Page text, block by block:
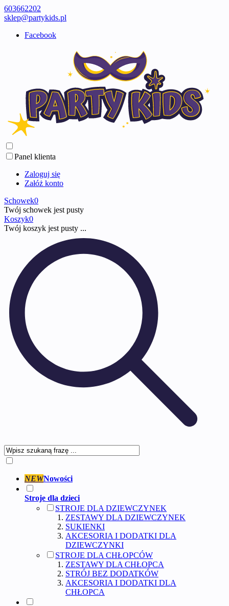
603662202
sklep@partykids.pl
Facebook
Panel klienta
Zaloguj się
Załóż konto
Schowek0
Twój schowek jest pusty
Koszyk0
Twój koszyk jest pusty ...
NEWNowości
Stroje dla dzieci
STROJE DLA DZIEWCZYNEK
ZESTAWY DLA DZIEWCZYNEK
SUKIENKI
AKCESORIA I DODATKI DLA
DZIEWCZYNKI
STROJE DLA CHŁOPCÓW
ZESTAWY DLA CHŁOPCA
STRÓJ BEZ DODATKÓW
AKCESORIA I DODATKI DLA
CHŁOPCA